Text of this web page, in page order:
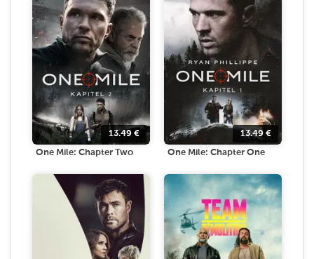
13.49 €
One Mile: Chapter Two
13.49 €
One Mile: Chapter One